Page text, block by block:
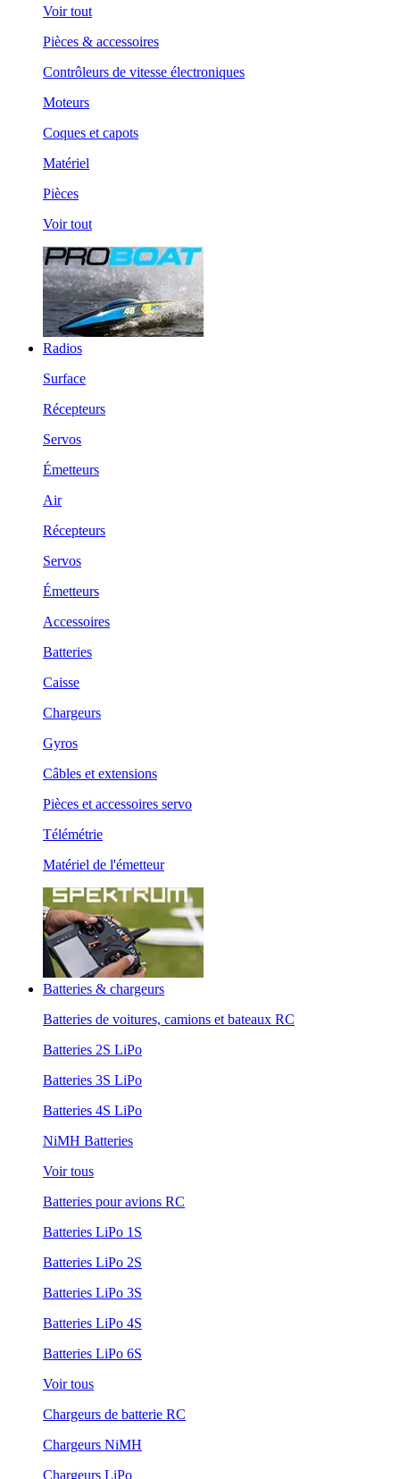
Voir tout
Pièces & accessoires
Contrôleurs de vitesse électroniques
Moteurs
Coques et capots
Matériel
Pièces
Voir tout
Radios
Surface
Récepteurs
Servos
Émetteurs
Air
Récepteurs
Servos
Émetteurs
Accessoires
Batteries
Caisse
Chargeurs
Gyros
Câbles et extensions
Pièces et accessoires servo
Télémétrie
Matériel de l'émetteur
Batteries & chargeurs
Batteries de voitures, camions et bateaux RC
Batteries 2S LiPo
Batteries 3S LiPo
Batteries 4S LiPo
NiMH Batteries
Voir tous
Batteries pour avions RC
Batteries LiPo 1S
Batteries LiPo 2S
Batteries LiPo 3S
Batteries LiPo 4S
Batteries LiPo 6S
Voir tous
Chargeurs de batterie RC
Chargeurs NiMH
Chargeurs LiPo